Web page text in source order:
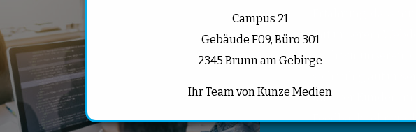
Erfahrung, dass
mit unserem
auch wir unseren
sich ruhig auf
unserer Kunden
Feedback sehr viel
Campus 21
Gebäude F09, Büro 301
2345 Brunn am Gebirge
Ihr Team von Kunze Medien